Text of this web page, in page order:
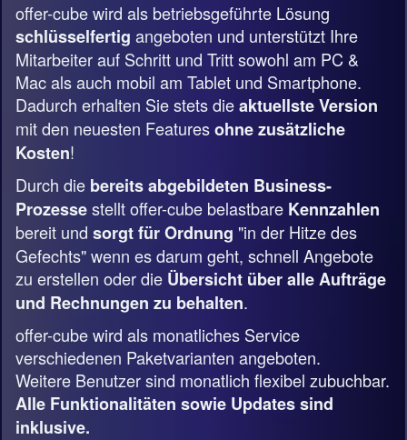
offer-cube wird als betriebsgeführte Lösung
schlüsselfertig angeboten und unterstützt Ihre
Mitarbeiter auf Schritt und Tritt sowohl am PC &
Mac als auch mobil am Tablet und Smartphone.
Dadurch erhalten Sie stets dieaktuellste Version
mit den neuesten Featuresohne zusätzliche
Kosten!
Durch die bereits abgebildeten Business-
Prozessestellt offer-cube belastbare Kennzahlen
bereit und sorgt für Ordnung "in der Hitze des
Gefechts" wenn es darum geht, schnell Angebote
zu erstellen oder die Übersicht über alle Aufträge
und Rechnungen zu behalten.
offer-cube wird als monatliches Service
verschiedenen Paketvarianten angeboten.
Weitere Benutzer sind monatlich flexibel zubuchbar.
Alle Funktionalitäten sowie Updates sind
inklusive.